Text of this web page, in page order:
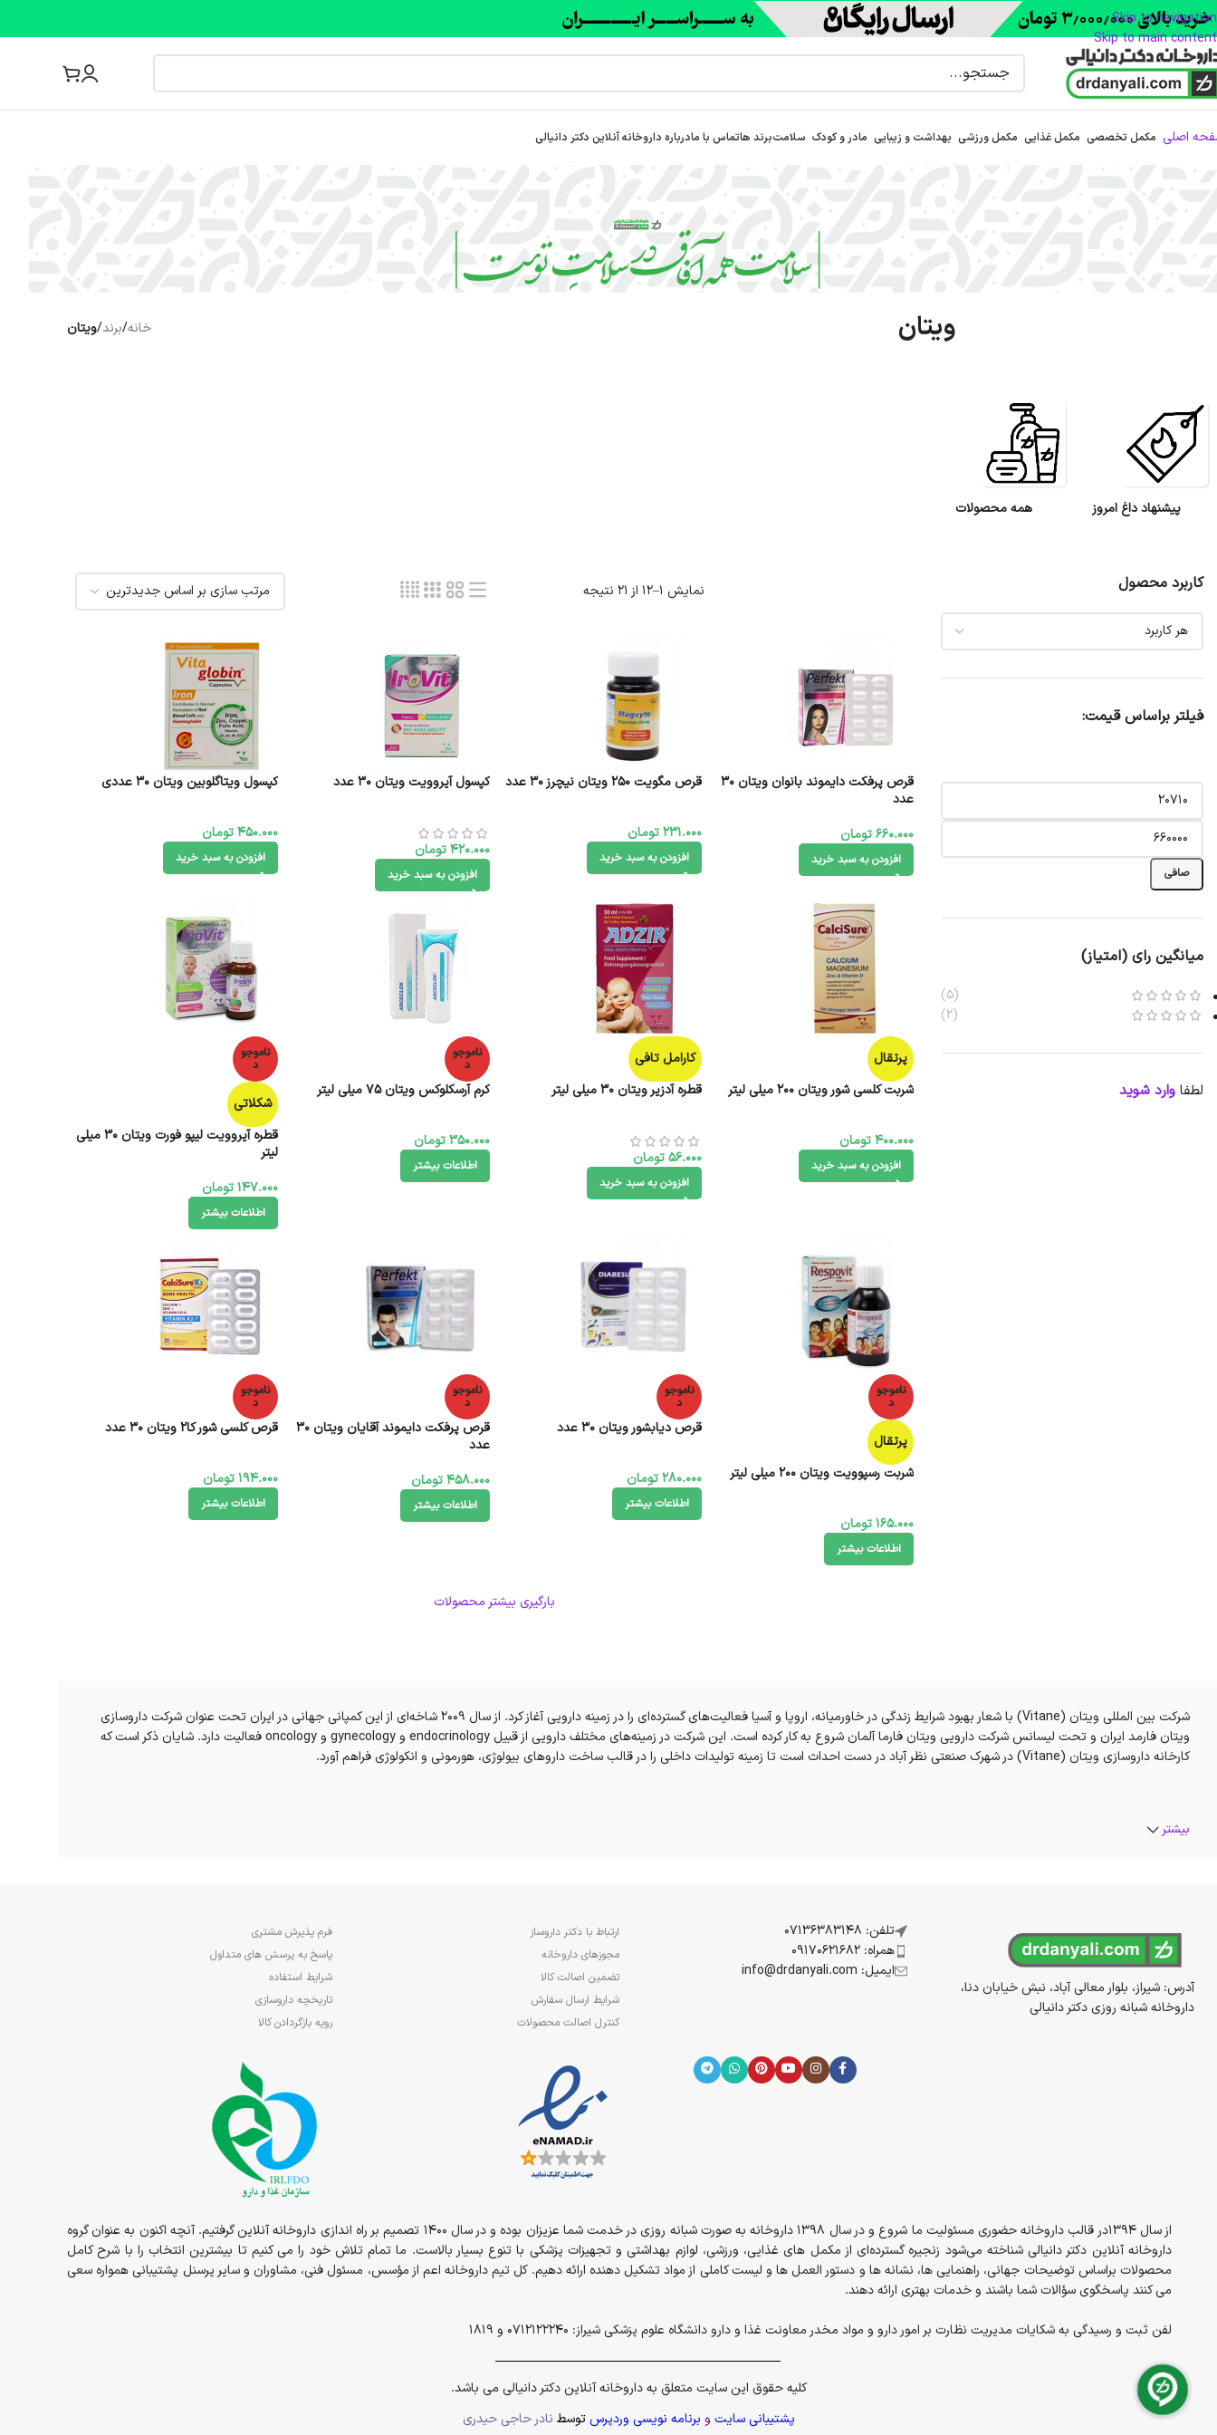
Skip to navigation
Skip to main content
اصلی مکمل تخصصی مکمل غذایی مکمل ورزشی بهداشت و زیبایی مادر و کودک سلامتبرند هاتماس با مادرباره‌ داروخانه آنلاین دکتر دانیالی
ویتان خانه/برند/ویتان
پیشنهاد داغ امروز همه محصولات
کاربرد محصول
فیلتر براساس قیمت:
صافی
میانگین رای (امتیاز)
(5)
(2)
لطفا وارد شوید
نمایش 1–12 از 21 نتیجه
قرص پرفکت دایموند بانوان ویتان 30
عدد
660.000تومان
افزودن به سبد خرید
قرص مگویت 250 ویتان نیچرز 30 عدد
231.000تومان
افزودن به سبد خرید
کپسول آیروویت ویتان ۳۰ عدد
420.000تومان
افزودن به سبد خرید
کپسول ویتاگلوبین ویتان 30 عددی
450.000 تومان
افزودن به سبد خرید
پرتقال
شربت کلسی شور ویتان 200 میلی لیتر
400.000تومان
افزودن به سبد خرید
کارامل تافی
قطره آدزیر ویتان ۳۰ میلی لیتر
56.000تومان
افزودن به سبد خرید
ناموجو
د
کرم آرسکلوکس ویتان 75 میلی لیتر
350.000تومان
اطلاعات بیشتر
ناموجو
د
شکلاتی
قطره آیروویت لیپو فورت ویتان 30 میلی
لیتر
147.000 تومان
اطلاعات بیشتر
ناموجو
د
پرتقال
شربت رسپوویت ویتان 200 میلی لیتر
165.000تومان
اطلاعات بیشتر
ناموجو
د
قرص دیابشور ویتان ۳۰ عدد
280.000تومان
اطلاعات بیشتر
ناموجو
د
قرص پرفکت دایموند آقایان ویتان 30
عدد
458.000تومان
اطلاعات بیشتر
ناموجو
د
قرص کلسی شور کا2 ویتان 30 عدد
194.000 تومان
اطلاعات بیشتر
بارگیری بیشتر محصولات
شرکت بین المللی ویتان (Vitane) با شعار بهبود شرایط زندگی در خاورمیانه، اروپا و آسیا فعالیت‌های گسترده‌ای را در زمینه دارویی آغاز کرد. از سال 2009 شاخه‌ای از این کمپانی جهانی در ایران تحت عنوان شرکت داروسازی
ویتان فارمد ایران و تحت لیسانس شرکت دارویی ویتان فارما آلمان شروع به کار کرده است. این شرکت در زمینه‌های مختلف دارویی از قبیل endocrinology و gynecology و oncology فعالیت دارد. شایان ذکر است که
کارخانه داروسازی ویتان (Vitane) در شهرک صنعتی نظر آباد در دست احداث است تا زمینه تولیدات داخلی را در قالب ساخت دارو‌های بیولوژی، هورمونی و انکولوژی فراهم آورد.
بیشتر
آدرس: شیراز، بلوار معالی آباد، نبش خیابان دنا،
داروخانه شبانه روزی دکتر دانیالی
تلفن: 07136383148
همراه: 09170621682
ایمیل: info@drdanyali.com
ارتباط با دکتر داروساز
مجوزهای داروخانه
تضمین اصالت کالا
شرایط ارسال سفارش
کنترل اصالت محصولات
فرم پذیرش مشتری
پاسخ به پرسش های متداول
شرایط استفاده
تاریخچه داروسازی
رویه بازگردادن کالا
از سال 1394در قالب داروخانه حضوری مسئولیت ما شروع و در سال 1398 داروخانه به صورت شبانه روزی در خدمت شما عزیزان بوده و در سال 1400 تصمیم بر راه اندازی داروخانه آنلاین گرفتیم. آنچه اکنون به عنوان گروه
داروخانه آنلاین دکتر دانیالی شناخته می‌شود زنجیره گسترده‌ای از مکمل های غذایی، ورزشی، لوازم بهداشتی و تجهیزات پزشکی با تنوع بسیار بالاست. ما تمام تلاش خود را می کنیم تا بیشترین انتخاب را با شرح کامل
محصولات براساس توضیحات جهانی، راهنمایی ها، نشانه ها و دستور العمل ها و لیست کاملی از مواد تشکیل دهنده ارائه دهیم. کل تیم داروخانه اعم از مؤسس، مسئول فنی، مشاوران و سایر پرسنل پشتیبانی همواره سعی
می کنند پاسخگوی سؤالات شما باشند و خدمات بهتری ارائه دهند.
لفن ثبت و رسیدگی به شکایات مدیریت نظارت بر امور دارو و مواد مخدر معاونت غذا و دارو دانشگاه علوم پزشکی شیراز: 0712122240 و 1819
کلیه حقوق این سایت متعلق به داروخانه آنلاین دکتر دانیالی می باشد.
پشتیبانی سایت و برنامه نویسی وردپرس توسط نادر حاجی حیدری